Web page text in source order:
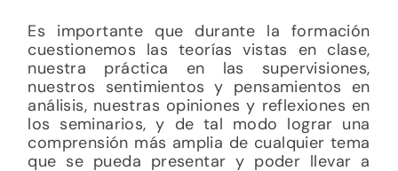
Es importante que durante la formación
cuestionemos las teorías vistas en clase,
nuestra práctica en las supervisiones,
nuestros sentimientos y pensamientos en
análisis, nuestras opiniones y reflexiones en
los seminarios, y de tal modo lograr una
comprensión más amplia de cualquier tema
que se pueda presentar y poder llevar a